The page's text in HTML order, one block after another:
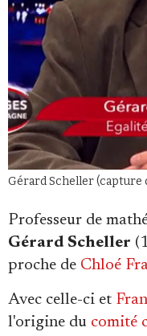
Se
Gérard Scheller (capture
Professeur de
Gérard Scheller
proche de Chloé
Avec celle-ci et
l'origine du comité